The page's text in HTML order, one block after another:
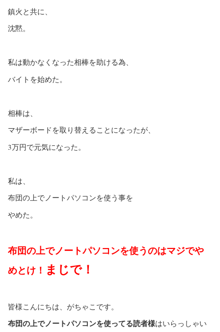
鎮火と共に、
沈黙。
私は動かなくなった相棒を助ける為、
バイトを始めた。
相棒は、
マザーボードを取り替えることになったが、
3万円で元気になった。
私は、
布団の上でノートパソコンを使う事を
やめた。
布団の上でノートパソコンを使うのはマジでや
めとけ！ まじで！
皆様こんにちは、がちゃこです。
布団の上でノートパソコンを使ってる読者様はいらっしゃい